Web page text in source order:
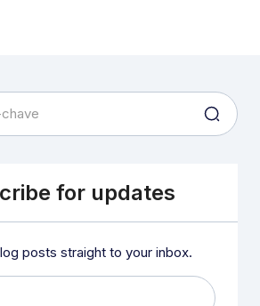
for updates
posts straight to your inbox.